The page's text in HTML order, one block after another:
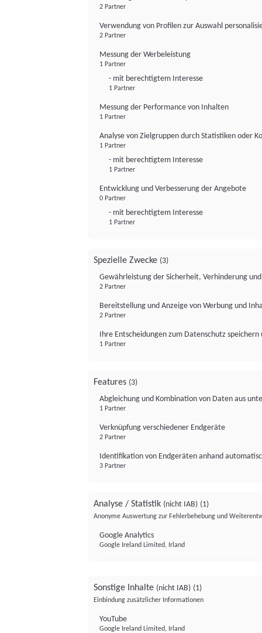
2 Partner
Verwendung von Profilen zur Auswahl
2 Partner
Messung der Werbeleistung
1 Partner
- mit berechtigtem Interesse
1 Partner
Messung der Performance von Inhalten
1 Partner
Analyse von Zielgruppen durch Statistiken oder
1 Partner
- mit berechtigtem Interesse
1 Partner
Entwicklung und Verbesserung der Angebote
0 Partner
- mit berechtigtem Interesse
1 Partner
Spezielle Zwecke (3)
Gewährleistung der Sicherheit, Verhinderung
2 Partner
Bereitstellung und Anzeige von Werbung und
2 Partner
Ihre Entscheidungen zum Datenschutz
1 Partner
Features (3)
Abgleichung und Kombination von Daten aus
1 Partner
Verknüpfung verschiedener Endgeräte
2 Partner
Identifikation von Endgeräten anhand
3 Partner
Analyse / Statistik (nicht IAB) (1)
Anonyme Auswertung zur Fehlerbehebung und
Google Analytics
Google Ireland Limited, Irland
Sonstige Inhalte (nicht IAB) (1)
Einbindung zusätzlicher Informationen
YouTube
Google Ireland Limited, Irland